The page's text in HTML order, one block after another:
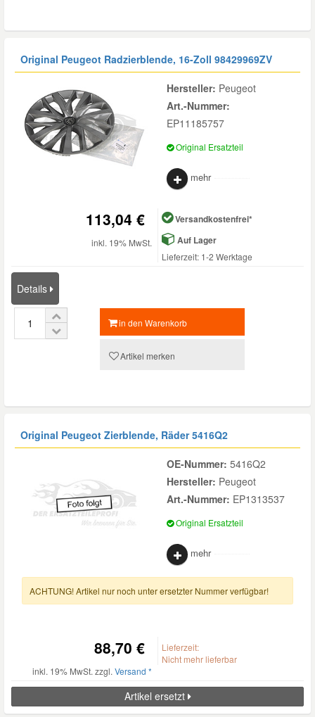
Original Peugeot Radzierblende, 16-Zoll 98429969ZV
Hersteller: Peugeot
Art.-Nummer:
EP11185757
Original Ersatzteil
mehr
113,04 €
inkl. 19% MwSt.
Versandkostenfrei*
Auf Lager
Lieferzeit: 1-2 Werktage
Details
in den Warenkorb
Artikel merken
Original Peugeot Zierblende, Räder5416Q2
OE-Nummer: 5416Q2
Hersteller: Peugeot
Art.-Nummer: EP1313537
Original Ersatzteil
mehr
ACHTUNG! Artikel nur noch unter ersetzter Nummer verfügbar!
88,70 €
inkl. 19% MwSt. zzgl. Versand *
Lieferzeit:
Nicht mehr lieferbar
Artikel ersetzt